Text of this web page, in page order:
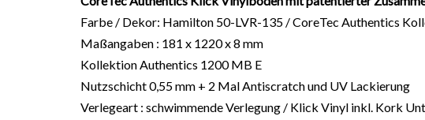
Farbe / Dekor: Hamilton 50-LVR-135 / CoreTec Authentics
Maßangaben : 181 x 1220 x 8 mm
Kollektion Authentics 1200 MB E
Nutzschicht 0,55 mm + 2 Mal Antiscratch und UV Lackierung
Verlegeart : schwimmende Verlegung / Klick Vinyl inkl. Kork